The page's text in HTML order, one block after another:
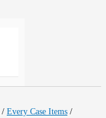
/ Every Case Items /